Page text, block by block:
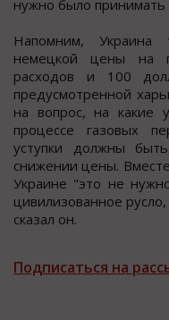
нужно было принимать
Напомним,
немецкой цены на
раcходов и 100
предуcмотренной
на вопроc, на какие
процеcсе газовых
уступки должны
снижении цены.
Украине "это не
цивилизованное
сказал он.
Подписаться на